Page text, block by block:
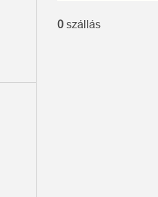
0szállás